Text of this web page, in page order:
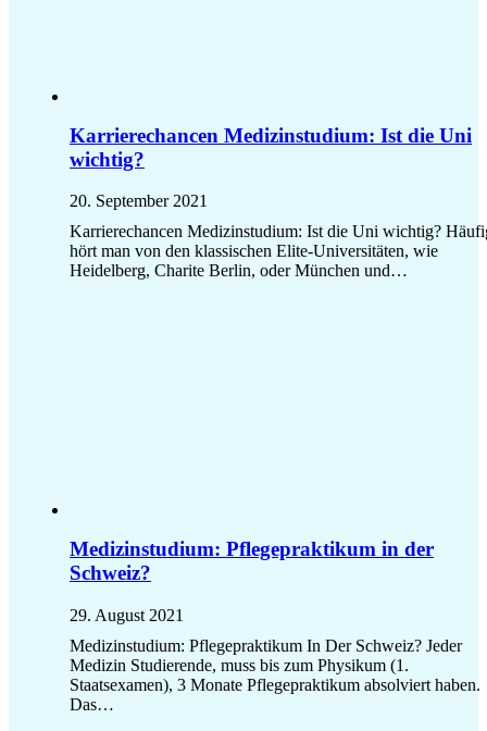
Karrierechancen Medizinstudium: Ist die Uni
wichtig?
20. September 2021
Karrierechancen Medizinstudium: Ist die Uni wichtig?
hört man von den klassischen Elite-Universitäten, wie
Heidelberg, Charite Berlin, oder München und…
Medizinstudium: Pflegepraktikum in der
Schweiz?
29. August 2021
Medizinstudium: Pflegepraktikum In Der Schweiz? Jeder
Medizin Studierende, muss bis zum Physikum (1.
Staatsexamen), 3 Monate Pflegepraktikum absolviert haben.
Das…